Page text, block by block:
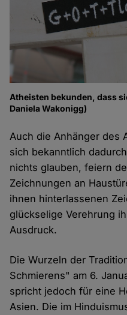
Atheisten bekunden, dass
Daniela Wakonigg)
Auch die Anhänger des
sich bekanntlich
nichts glauben, feiern
Zeichnungen an
ihnen hinterlassenen
glückselige Verehrung
Ausdruck.
Die Wurzeln der
Schmierens" am 6.
spricht jedoch für eine
Asien. Die im